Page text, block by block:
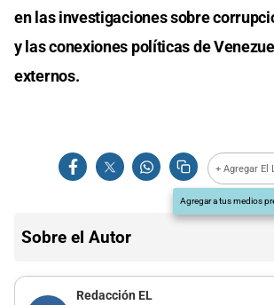
en las investigaciones sobre
y las conexiones políticas de
externos.
+ Agregar El
Agregar a tus medios
Sobre el Autor
Redacción EL